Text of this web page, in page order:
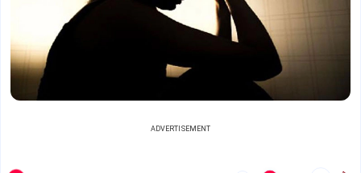
ADVERTISEMENT